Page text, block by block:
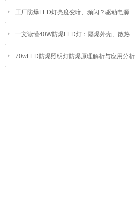
工厂防爆LED灯亮度变暗、频闪？驱动电源故障检修方法
一文读懂40W防爆LED灯：隔爆外壳、散热、防爆认证原理
70wLED防爆照明灯防爆原理解析与应用分析